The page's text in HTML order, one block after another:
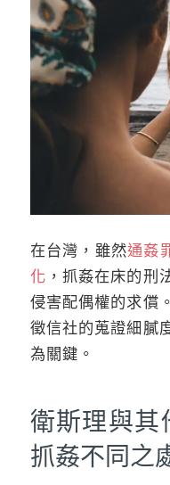
在台灣，雖然通姦
化 ，抓姦在床的刑
侵害配偶權的求償
徵信社的蒐證細膩
為關鍵。
衛斯理與其
抓姦不同之